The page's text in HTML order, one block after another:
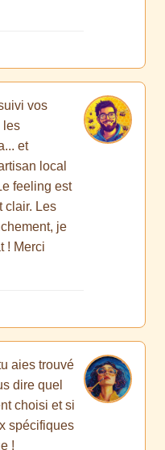
vos
les
et
local
feeling est
clair. Les
je
! Merci
aies trouvé
dire quel
choisi et si
spécifiques
!